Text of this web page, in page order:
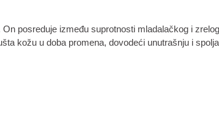
posreduje između suprotnosti mladalačkog i
kožu u doba promena, dovodeći unutrašnju i